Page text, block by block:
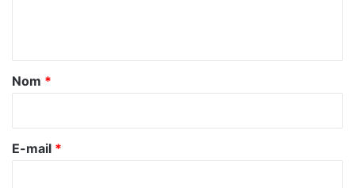
a
e
Nom *
E-mail *